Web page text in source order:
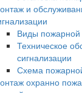
и
Виды пожарной
Техническое
сигнализации
Схема
охранно